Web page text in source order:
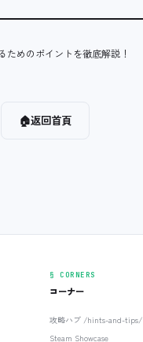
ためのポイントを徹底解説！
🏠返回首頁
§ CORNERS
コーナー
攻略ハブ /hints-and-tips/
Steam Showcase